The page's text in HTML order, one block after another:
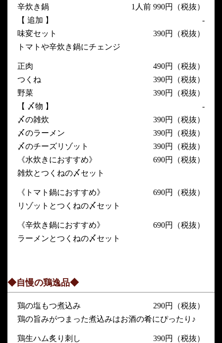
辛炊き鍋
1人前 990円（税抜）
【 追加 】
-
味変セット
390円（税抜）
トマトや辛炊き鍋にチェンジ
正肉
490円（税抜）
つくね
390円（税抜）
野菜
390円（税抜）
【 〆物 】
-
〆の雑炊
390円（税抜）
〆のラーメン
390円（税抜）
〆のチーズリゾット
390円（税抜）
《水炊きにおすすめ》
690円（税抜）
雑炊とつくねの〆セット
《トマト鍋におすすめ》
690円（税抜）
リゾットとつくねの〆セット
《辛炊き鍋におすすめ》
690円（税抜）
ラーメンとつくねの〆セット
◆自慢の鶏逸品◆
鶏の塩もつ煮込み
290円（税抜）
鶏の旨みがつまった煮込みはお酒の肴にぴったり♪
鶏生ハム炙り刺し
390円（税抜）